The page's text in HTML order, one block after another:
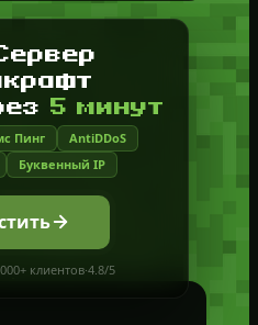
5 минут
Пинг
AntiDDoS
Буквенный IP
клиентов·4.8/5